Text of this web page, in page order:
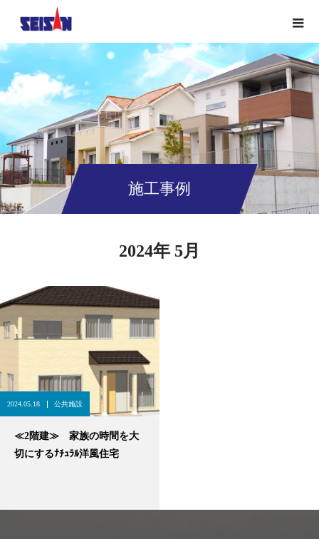
施工事例
2024年 5月
2024.05.18 公共施設
≪2階建≫ 家族の時間を大
切にするﾅﾁｭﾗﾙ洋風住宅